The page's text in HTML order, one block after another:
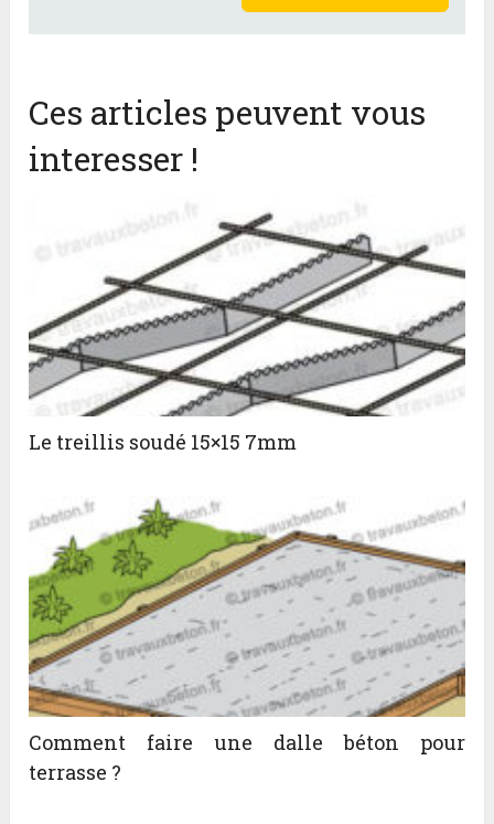
Ces articles peuvent vous
interesser !
Le treillis soudé 15×15 7mm
Comment faire une dalle béton pour
terrasse ?